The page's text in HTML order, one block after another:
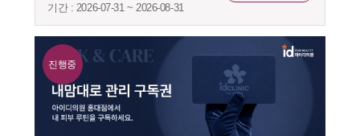
기간 : 2026-07-31 ~ 2026-08-31
진행중